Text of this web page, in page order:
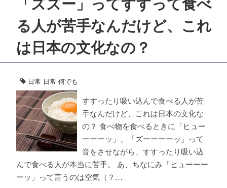
る人が苦手なんだけど、これ
は日本の文化なの？
日常 日常-何でも
すすったり吸い込んで食べる人が苦
手なんだけど、これは日本の文化な
の？ 食べ物を食べるときに「ヒュー
ーーーッ」、「ズーーーーッ」って
音をさせながら、すすったり吸い込
んで食べる人が本当に苦手。 あ、ちなにみ「ヒューーー
ーッ」って言うのは空気（？…